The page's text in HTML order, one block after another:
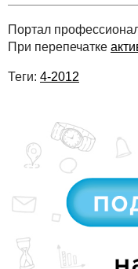
Портал
При перепечатке
Теги: 4-2012